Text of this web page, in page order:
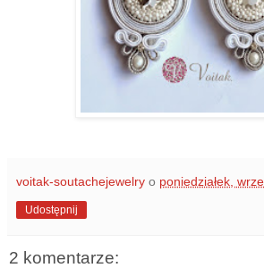
voitak-soutachejewelry o poniedziałek,
Udostępnij
2 komentarze: